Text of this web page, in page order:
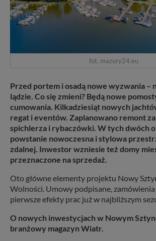
fot. mazury24.eu
Przed portem i osadą nowe wyzwania –
lądzie. Co się zmieni? Będą nowe
cumowania. Kilkadziesiąt nowych
regat i eventów. Zaplanowano remont
spichlerza i rybaczówki. W tych dwóch
powstanie nowoczesna i stylowa
zdalnej. Inwestor wzniesie też domy
przeznaczone na sprzedaż.
Oto główne elementy projektu Nowy
Wolności. Umowy podpisane, zamówienia
pierwsze efekty prac już w najbliższym
O nowych inwestycjach w Nowym
branżowy magazyn Wiatr.